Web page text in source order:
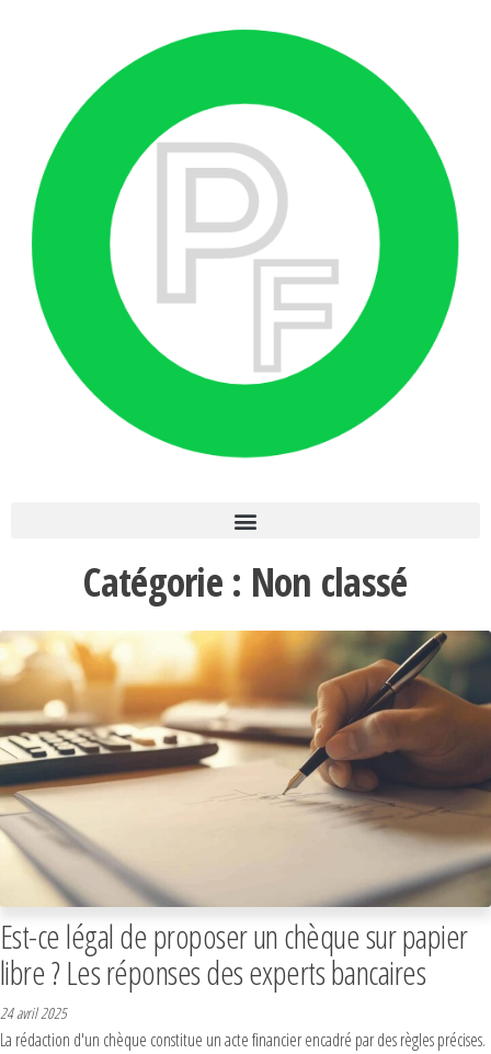
Catégorie : Non classé
Est-ce légal de proposer un chèque sur papier
libre ? Les réponses des experts bancaires
24 avril 2025
La rédaction d'un chèque constitue un acte financier encadré par des règles précises.